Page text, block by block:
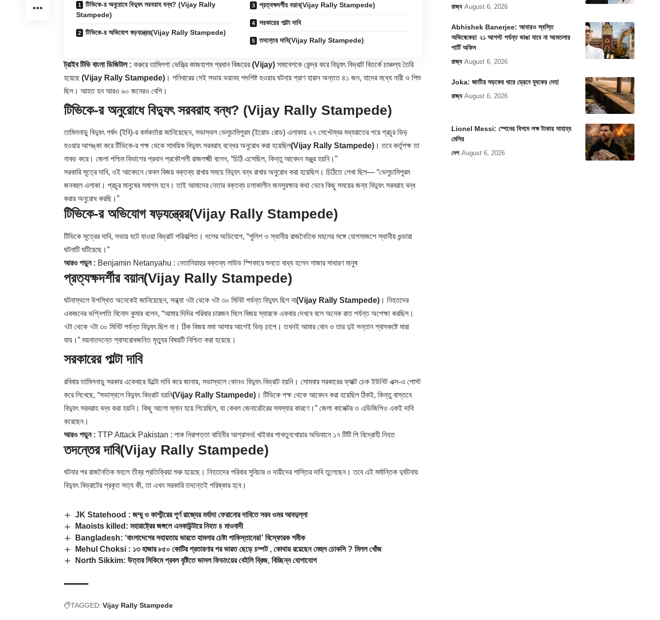
টিভিকে-র অনুরোধে বিদ্যুৎ সরবরাহ বন্ধ? (Vijay Rally
Stampede)
টিভিকে-র অভিযোগ ষড়যন্ত্রের(Vijay Rally Stampede)
প্রত্যক্ষদর্শীর বয়ান(Vijay Rally Stampede)
সরকারের পাল্টা দাবি
তদন্তের দাবি(Vijay Rally Stampede)
ট্রাইব টিভি বাংলা ডিজিটাল : করুরে তামিলগা ভেত্ত্রি কাজহাগম প্রধান বিজয়ের(Vijay) সমাবেশকে কেন্দ্র করে বিদ্যুৎ বিভ্রাট বিতর্কে চাঞ্চল্য তৈরি
হয়েছে(Vijay Rally Stampede) । শনিবারের সেই সভায় ভয়াবহ পদপিষ্ট হওয়ার ঘটনায় প্রাণ হারান অন্তত ৪১ জন, যাদের মধ্যে নারী ও শিশু
ছিল। আহত হন আরও ৬০ জনেরও বেশি।
টিভিকে-র অনুরোধে বিদ্যুৎ সরবরাহ বন্ধ? (Vijay Rally Stampede)
তামিলনাড়ু বিদ্যুৎ পর্ষদ (ইবি)-র কর্মকর্তারা জানিয়েছেন, সভাস্থল ভেলুচামিপুরম (ইরোড রোড) এলাকায় ২৭ সেপ্টেম্বর মধ্যরাতের পরে প্রচুর ভিড়
হওয়ার আশঙ্কা করে টিভিকে-র পক্ষ থেকে সাময়িক বিদ্যুৎ সরবরাহ বন্ধের অনুরোধ করা হয়েছিল(Vijay Rally Stampede) । তবে কর্তৃপক্ষ তা
নাকচ করে। জেলা পশ্চিম বিভাগের প্রধান প্রকৌশলী রাজলক্ষ্মী বলেন, “চিঠি এসেছিল, কিন্তু আবেদন মঞ্জুর হয়নি।”
সরকারি সূত্রে দাবি, ওই আবেদনে কেবল বিজয় বক্তব্য রাখার সময়ে বিদ্যুৎ বন্ধ রাখার অনুরোধ করা হয়েছিল। চিঠিতে লেখা ছিল— “ভেলুচামিপুরম
জনবহুল এলাকা। প্রচুর মানুষের সমাগম হবে। তাই আমাদের নেতার বক্তব্য চলাকালীন জনসুরক্ষার কথা ভেবে কিছু সময়ের জন্য বিদ্যুৎ সরবরাহ বন্ধ
করার অনুরোধ করছি।”
টিভিকে-র অভিযোগ ষড়যন্ত্রের(Vijay Rally Stampede)
টিভিকে সূত্রের দাবি, সভায় ঘটে যাওয়া বিভ্রাট পরিকল্পিত। দলের অভিযোগ, “পুলিশ ও স্থানীয় রাজনৈতিক মহলের সঙ্গে যোগসাজশে স্থানীয় গুন্ডারা
ঘটনাটি ঘটিয়েছে।”
আরও পড়ুন : Benjamin Netanyahu : নেতানিয়াহুর বক্তব্য লাউড স্পিকারে শুনতে বাধ্য হলেন গাজার সাধারণ মানুষ
প্রত্যক্ষদর্শীর বয়ান(Vijay Rally Stampede)
ঘটনাস্থলে উপস্থিত অনেকেই জানিয়েছেন, সন্ধ্যা ৭টা থেকে ৭টা ৩০ মিনিট পর্যন্ত বিদ্যুৎ ছিল না(Vijay Rally Stampede) । নিহতদের
একজনের ভগ্নিপতি বিনোদ কুমার বলেন, “আমার দিদির পরিবার চারজন মিলে বিজয় স্যারকে একবার দেখবে বলে অনেক রাত পর্যন্ত অপেক্ষা করছিল।
৭টা থেকে ৭টা ৩০ মিনিট পর্যন্ত বিদ্যুৎ ছিল না। ঠিক বিজয় মমা আসার আগেই ভিড় চাপে। তখনই আমার বোন ও তার দুই সন্তান শ্বাসকষ্টে মারা
যায়।” ময়নাতদন্তে শ্বাসরোধজনিত মৃত্যুর বিষয়টি নিশ্চিত করা হয়েছে।
সরকারের পাল্টা দাবি
রবিবার তামিলনাড়ু সরকার একেবারে উল্টো দাবি করে জানায়, সভাস্থলে কোনও বিদ্যুৎ বিভ্রাট হয়নি। সোমবার সরকারের ফ্যাক্ট চেক ইউনিট এক্স-এ পোস্ট
করে লিখেছে, “সভাস্থলে বিদ্যুৎ বিভ্রাট হয়নি(Vijay Rally Stampede) । টিভিকে পক্ষ থেকে আবেদন করা হয়েছিল ঠিকই, কিন্তু বাস্তবে
বিদ্যুৎ সরবরাহ বন্ধ করা হয়নি। কিছু আলো ম্লান হয়ে গিয়েছিল, যা কেবল জেনারেটরের সমস্যার কারণে।” জেলা কালেক্টর ও এডিজিপিও একই দাবি
করেছেন।
আরও পড়ুন : TTP Attack Pakistan : পাক নিরাপত্তা বাহিনীর আগ্রাসন! খাইবার পাখতুনখোয়ার অভিযানে ১৭ টিটি পি বিদ্রোহী নিহত
তদন্তের দাবি(Vijay Rally Stampede)
ঘটনার পর রাজনৈতিক মহলে তীব্র প্রতিক্রিয়া শুরু হয়েছে। নিহতদের পরিবার সুবিচার ও দায়ীদের শাস্তির দাবি তুলেছেন। তবে এই মর্মান্তিক দুর্ঘটনায়
বিদ্যুৎ বিভ্রাটের প্রকৃত সত্য কী, তা এখন সরকারি তদন্তেই পরিষ্কার হবে।
JK Statehood : জম্মু ও কাশ্মীরের পূর্ণ রাজ্যের মর্যাদা ফেরানোর দাবিতে সরব ওমর আবদুল্লা
Maoists killed: মহারাষ্ট্রের জঙ্গলে এনকাউন্টারে নিহত ৪ মাওবাদী
Bangladesh: ‘বাংলাদেশের সহায়তায় ভারতে হামলার চেষ্টা পাকিস্তানের!’ বিস্ফোরক শমীক
Mehul Choksi : ১৩ হাজার ৮৫০ কোটির প্রতারণার পর ভারত ছেড়ে চম্পট , কোথায় রয়েছেন মেহুল চোকসি ? মিলল খোঁজ
North Sikkim: উত্তর সিকিমে প্রবল বৃষ্টিতে ভাসল ফিডাংয়ের বেইলি ব্রিজ, বিচ্ছিন্ন যোগাযোগ
TAGGED: Vijay Rally Stampede
রাজ্য August 6, 2026
Abhishek Banerjee: আবারও স্বস্তি
অভিষেকের! ২১ আগস্ট পর্যন্ত ভাঙা যাবে না আমতলার
পার্টি অফিস
রাজ্য August 6, 2026
Joka: জাতীয় সড়কের ধারে ড্রেনে যুবকের দেহ!
রাজ্য August 6, 2026
Lionel Messi: স্পেনের বিপদে লক্ষ টাকার সাহায্য
মেসির
দেশ August 6, 2026